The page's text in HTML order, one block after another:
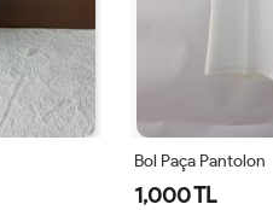
Bol Paça Pantolon
1,000 TL